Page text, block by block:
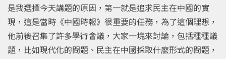
是我選擇今天講題的原因，第一就是追求民主在中國的實
現，這是當時《中國時報》很重要的任務，為了這個理想，
他前後召集了許多學術會議，大家一塊來討論，包括種種議
題，比如現代化的問題、民主在中國採取什麼形式的問題，